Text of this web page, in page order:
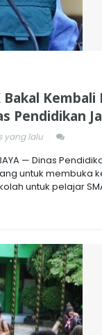
Kembali
Pendidikan
yang lalu
— Dinas
untuk membuka
untuk pelajar